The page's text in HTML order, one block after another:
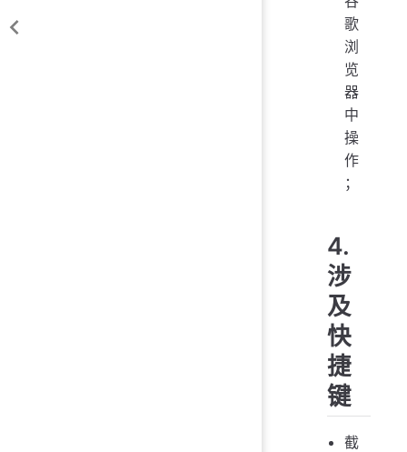
歌
浏
览
器
中
操
作
；
4.
涉
及
快
捷
键
截